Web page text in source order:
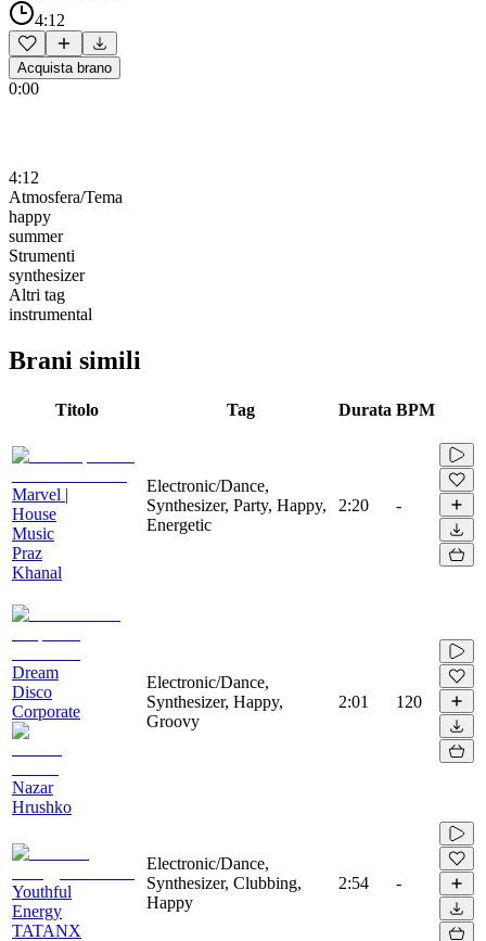
4:12
Acquista brano
0:00
4:12
Atmosfera/Tema
happy
summer
Strumenti
synthesizer
Altri tag
instrumental
Brani simili
Titolo Tag Durata BPM
Marvel |
House
Music
Praz
Khanal
Electronic/Dance,
Synthesizer, Party, Happy,
Energetic
2:20 -
Dream
Disco
Corporate
Nazar
Hrushko
Electronic/Dance,
Synthesizer, Happy,
Groovy
2:01 120
Youthful
Energy
TATANX
Electronic/Dance,
Synthesizer, Clubbing,
Happy
2:54 -